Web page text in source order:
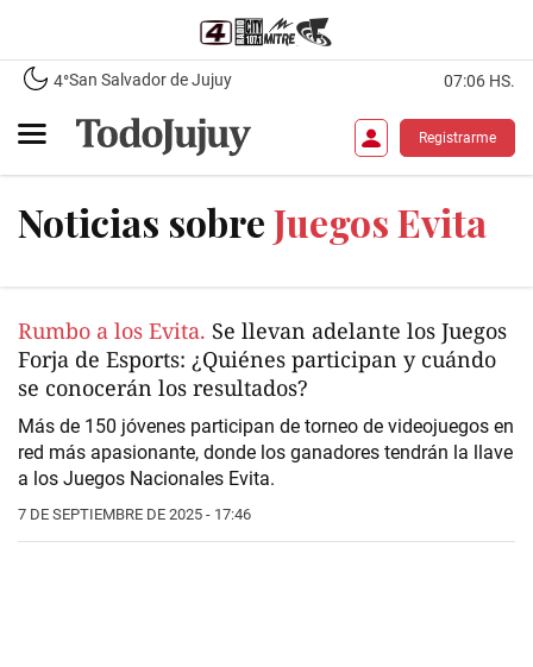
4°San Salvador de Jujuy 07:06 HS.
Registrarme
Noticias sobreJuegos Evita
Rumbo a los Evita. Se llevan adelante los Juegos
Forja de Esports: ¿Quiénes participan y cuándo
se conocerán los resultados?
Más de 150 jóvenes participan de torneo de videojuegos en
red más apasionante, donde los ganadores tendrán la llave
a los Juegos Nacionales Evita.
7 DE SEPTIEMBRE DE 2025 - 17:46